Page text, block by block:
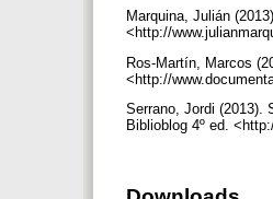
Marquina, Julián
<http://
Ros-Martín, Marcos
<http://
Serrano, Jordi (2013).
Biblioblog 4º ed.